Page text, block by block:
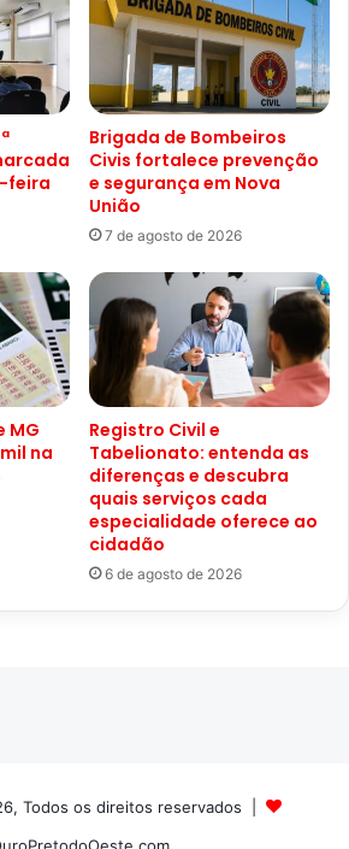
feira
Brigada de Bombeiros
Civis fortalece prevenção
e segurança em Nova
União
7 de agosto de 2026
MG
na
Registro Civil e
Tabelionato: entenda as
diferenças e descubra
quais serviços cada
especialidade oferece ao
cidadão
6 de agosto de 2026
Todos os direitos reservados |